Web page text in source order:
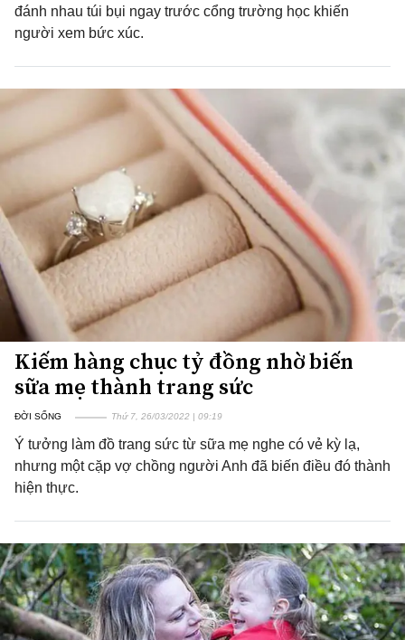
đánh nhau túi bụi ngay trước cổng trường học khiến
người xem bức xúc.
Kiếm hàng chục tỷ đồng nhờ biến
sữa mẹ thành trang sức
ĐỜI SỐNG Thứ 7, 26/03/2022 | 09:19
Ý tưởng làm đồ trang sức từ sữa mẹ nghe có vẻ kỳ lạ,
nhưng một cặp vợ chồng người Anh đã biến điều đó thành
hiện thực.